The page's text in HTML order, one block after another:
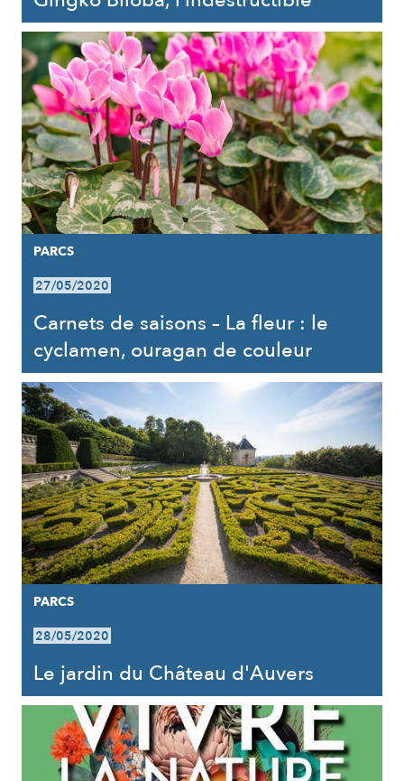
PARCS
27/05/2020
Carnets de saisons – La fleur : le
cyclamen, ouragan de couleur
PARCS
28/05/2020
Le jardin du Château d'Auvers